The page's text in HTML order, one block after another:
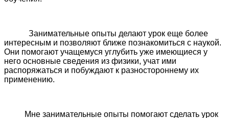
Занимательные опыты делают урок еще более
интересным и позволяют ближе познакомиться с наукой.
Они помогают учащемуся углубить уже имеющиеся у
него основные сведения из физики, учат ими
распоряжаться и побуждают к разностороннему их
применению.
Мне занимательные опыты помогают сделать урок